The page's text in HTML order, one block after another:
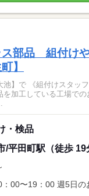
ス部品 組付け
】
池】で 《組付けスタッ
を加工している工場で
・検品
/平田町駅（徒歩 19
：00〜19：00 週5日の